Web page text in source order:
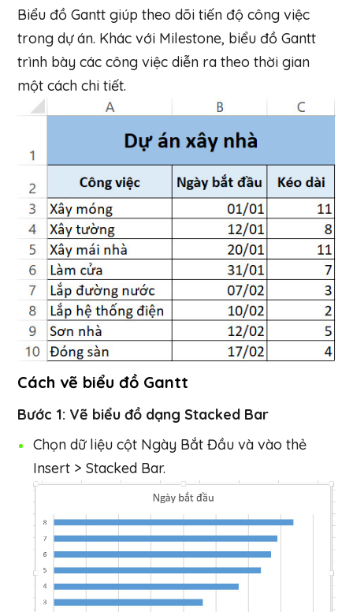
Biểu đồ Gantt giúp theo dõi tiến độ công việc
trong dự án. Khác với Milestone, biểu đồ Gantt
trình bày các công việc diễn ra theo thời gian
một cách chi tiết.
Cách vẽ biểu đồ Gantt
Bước 1: Vẽ biểu đồ dạng Stacked Bar
Chọn dữ liệu cột Ngày Bắt Đầu và vào thẻ
Insert > Stacked Bar.